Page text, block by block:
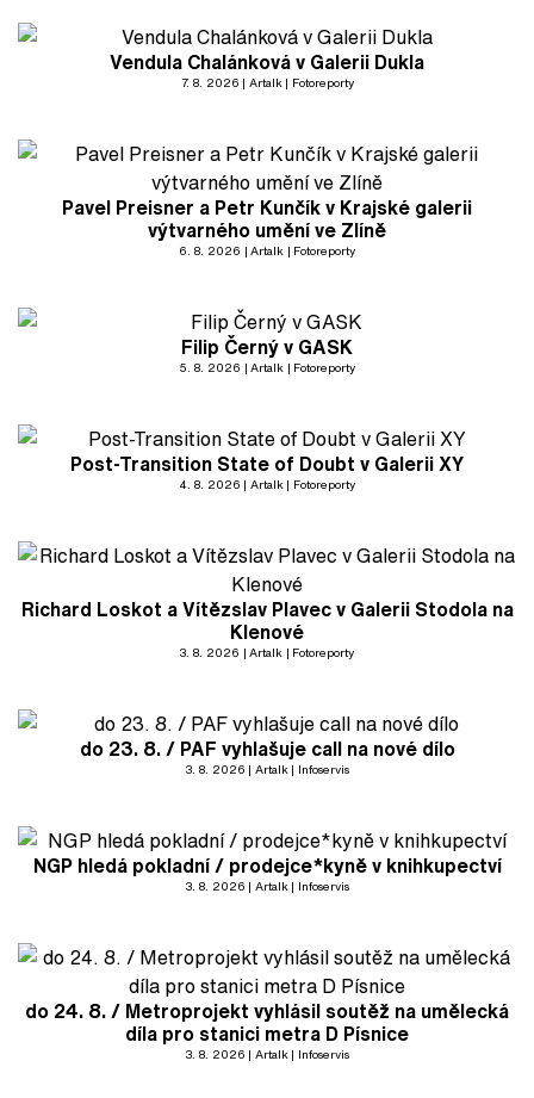
Vendula Chalánková v Galerii Dukla
7. 8. 2026 Artalk Fotoreporty
Pavel Preisner a Petr Kunčík v Krajské galerii
výtvarného umění ve Zlíně
6. 8. 2026 Artalk Fotoreporty
Filip Černý v GASK
5. 8. 2026 Artalk Fotoreporty
Post-Transition State of Doubt v Galerii XY
4. 8. 2026 Artalk Fotoreporty
Richard Loskot a Vítězslav Plavec v Galerii Stodola na
Klenové
3. 8. 2026 Artalk Fotoreporty
do 23. 8. / PAF vyhlašuje call na nové dílo
3. 8. 2026 Artalk Infoservis
NGP hledá pokladní / prodejce*kyně v knihkupectví
3. 8. 2026 Artalk Infoservis
do 24. 8. / Metroprojekt vyhlásil soutěž na umělecká
díla pro stanici metra D Písnice
3. 8. 2026 Artalk Infoservis